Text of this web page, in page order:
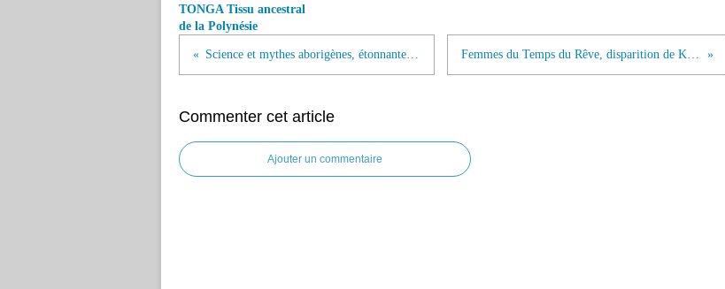
TONGA Tissu ancestral
de la Polynésie
Science et mythes aborigènes, étonnantes convergences Femmes du Temps du Rêve, disparition de Kathleen Petyarre
Commenter cet article
Ajouter un commentaire